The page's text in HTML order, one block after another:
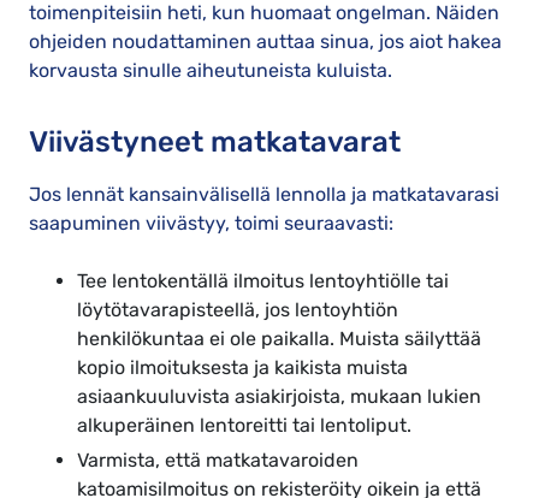
toimenpiteisiin heti, kun huomaat ongelman. Näiden
ohjeiden noudattaminen auttaa sinua, jos aiot hakea
korvausta sinulle aiheutuneista kuluista.
Viivästyneet matkatavarat
Jos lennät kansainvälisellä lennolla ja matkatavarasi
saapuminen viivästyy, toimi seuraavasti:
Tee lentokentällä ilmoitus lentoyhtiölle tai
löytötavarapisteellä, jos lentoyhtiön
henkilökuntaa ei ole paikalla. Muista säilyttää
kopio ilmoituksesta ja kaikista muista
asiaankuuluvista asiakirjoista, mukaan lukien
alkuperäinen lentoreitti tai lentoliput.
Varmista, että matkatavaroiden
katoamisilmoitus on rekisteröity oikein ja että